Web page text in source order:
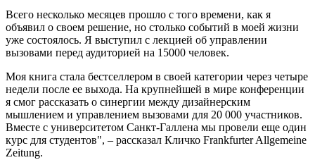
Всего несколько месяцев прошло с того времени, как я
объявил о своем решение, но столько событий в моей жизни
уже состоялось. Я выступил с лекцией об управлении
вызовами перед аудиторией на 15000 человек.
Моя книга стала бестселлером в своей категории через четыре
недели после ее выхода. На крупнейшей в мире конференции
я смог рассказать о синергии между дизайнерским
мышлением и управлением вызовами для 20 000 участников.
Вместе с университетом Санкт-Галлена мы провели еще один
курс для студентов", – рассказал Кличко Frankfurter Allgemeine
Zeitung.